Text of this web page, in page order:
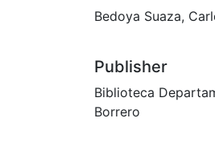
Bedoya Suaza,
Publisher
Biblioteca
Borrero